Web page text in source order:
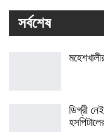
সর্বশেষ
ডিগ্রী